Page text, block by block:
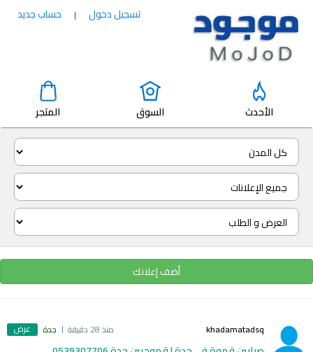
تسجيل دخول | حساب جديد
الأحدث السوق المتجر
أضف إعلانك
khadamatadsq منذ 28 دقيقة جدة عرض